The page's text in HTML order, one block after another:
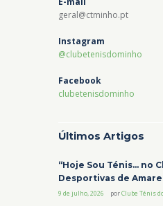
geral@ctminho.pt
Instagram
@clubetenisdominho
Facebook
clubetenisdominho
Últimos Artigos
“Hoje Sou Ténis… no
Desportivas de
9 de julho, 2026 porClube Ténis